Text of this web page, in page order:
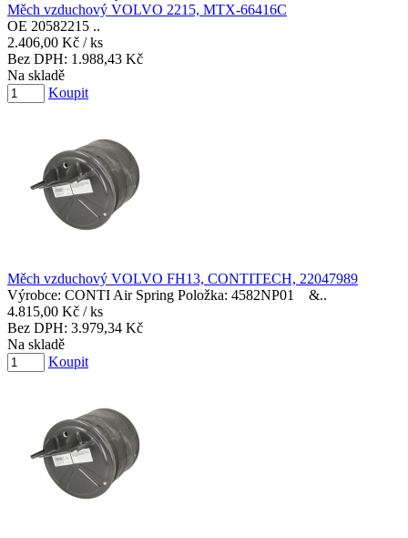
Měch vzduchový VOLVO 2215, MTX-66416C
OE 20582215 ..
2.406,00 Kč / ks
Bez DPH: 1.988,43 Kč
Na skladě
Koupit
Měch vzduchový VOLVO FH13, CONTITECH, 22047989
Výrobce: CONTI Air Spring Položka: 4582NP01 &..
4.815,00 Kč / ks
Bez DPH: 3.979,34 Kč
Na skladě
Koupit